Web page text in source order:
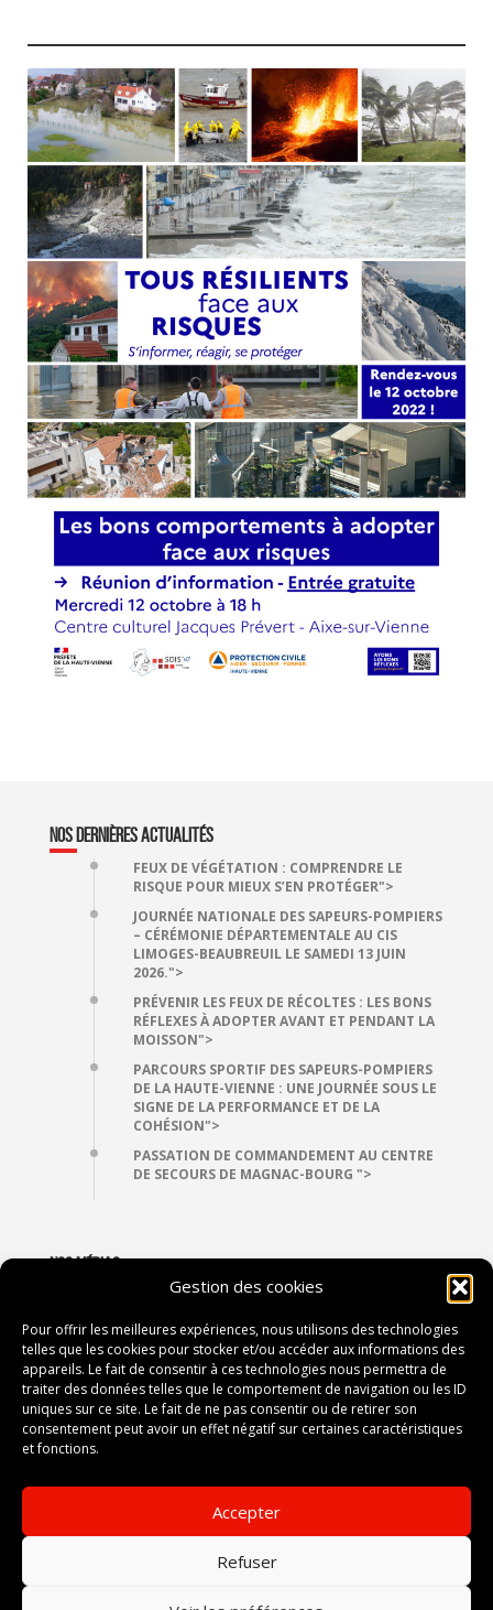
Gestion des cookies
Pour offrir les meilleures expériences, nous utilisons des technologies
telles que les cookies pour stocker et/ou accéder aux informations des
appareils. Le fait de consentir à ces technologies nous permettra de
traiter des données telles que le comportement de navigation ou les ID
uniques sur ce site. Le fait de ne pas consentir ou de retirer son
consentement peut avoir un effet négatif sur certaines caractéristiques
et fonctions.
Accepter
Refuser
NOS DERNIÈRES ACTUALITÉS
FEUX DE VÉGÉTATION : COMPRENDRE LE
RISQUE POUR MIEUX S’EN PROTÉGER">
JOURNÉE NATIONALE DES SAPEURS-POMPIERS
– CÉRÉMONIE DÉPARTEMENTALE AU CIS
LIMOGES-BEAUBREUIL LE SAMEDI 13 JUIN
2026.">
PRÉVENIR LES FEUX DE RÉCOLTES : LES BONS
RÉFLEXES À ADOPTER AVANT ET PENDANT LA
MOISSON">
PARCOURS SPORTIF DES SAPEURS-POMPIERS
DE LA HAUTE-VIENNE : UNE JOURNÉE SOUS LE
SIGNE DE LA PERFORMANCE ET DE LA
COHÉSION">
PASSATION DE COMMANDEMENT AU CENTRE
DE SECOURS DE MAGNAC-BOURG ">
NOS MÉDIAS
VIDÉOTHÈQUE
PHOTOTHÈQUE
CONTACT
2, avenue du Président Vincent Auriol
Fax :-------